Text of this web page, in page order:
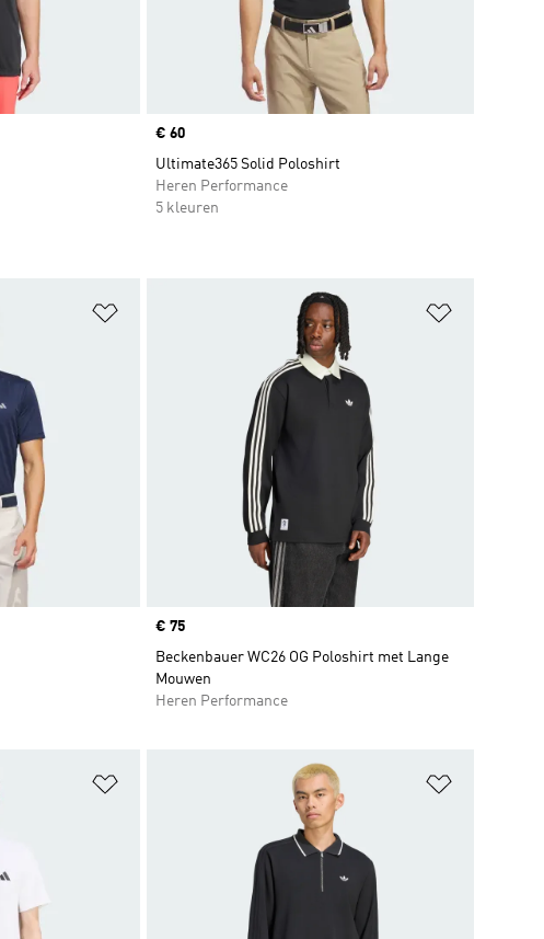
Price
€ 60
Ultimate365 Solid Poloshirt
Heren Performance
5 kleuren
Price
€ 75
Beckenbauer WC26 OG Poloshirt met Lange
Mouwen
Heren Performance